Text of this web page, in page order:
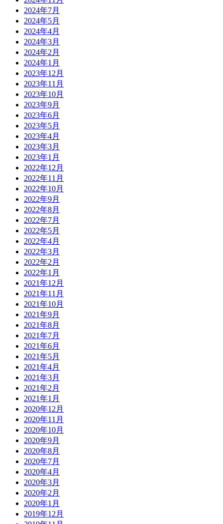
2024年7月
2024年5月
2024年4月
2024年3月
2024年2月
2024年1月
2023年12月
2023年11月
2023年10月
2023年9月
2023年6月
2023年5月
2023年4月
2023年3月
2023年1月
2022年12月
2022年11月
2022年10月
2022年9月
2022年8月
2022年7月
2022年5月
2022年4月
2022年3月
2022年2月
2022年1月
2021年12月
2021年11月
2021年10月
2021年9月
2021年8月
2021年7月
2021年6月
2021年5月
2021年4月
2021年3月
2021年2月
2021年1月
2020年12月
2020年11月
2020年10月
2020年9月
2020年8月
2020年7月
2020年4月
2020年3月
2020年2月
2020年1月
2019年12月